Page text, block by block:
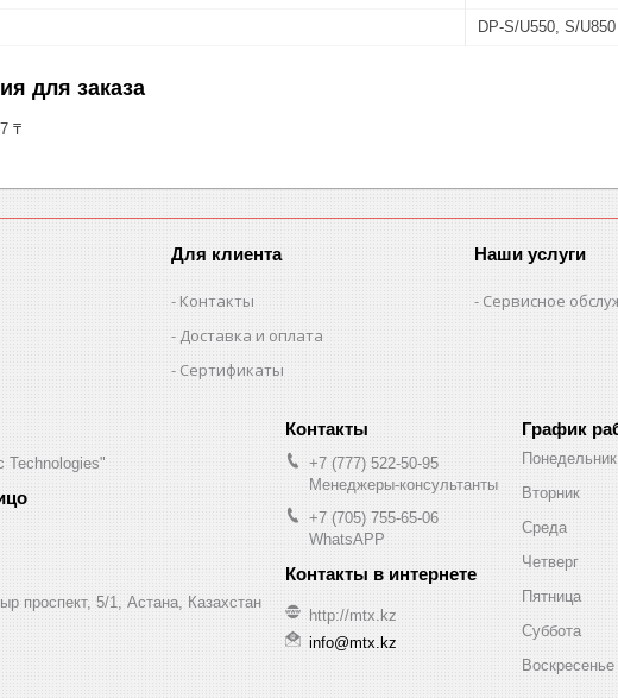
DP-S/U550, S/U850
для заказа
₸
Для клиента
Контакты
Доставка и оплата
Сертификаты
Наши услуги
Сервисное
проспект, 5/1, Астана, Казахстан
+7 (777) 522-50-95
Менеджеры-консультанты
+7 (705) 755-65-06
WhatsAPP
http://mtx.kz
info@mtx.kz
График
Понедельник
Вторник
Среда
Четверг
Пятница
Суббота
Воскресенье